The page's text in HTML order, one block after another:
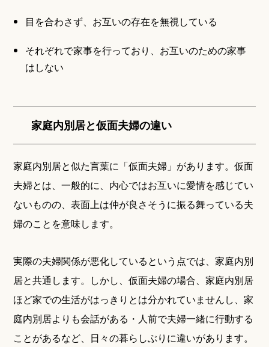
目を合わさず、お互いの存在を無視している
それぞれで家事を行っており、お互いのための家事
はしない
家庭内別居と仮面夫婦の違い
家庭内別居と似た言葉に「仮面夫婦」があります。仮面
夫婦とは、一般的に、内心ではお互いに愛情を感じてい
ないものの、表面上は仲が良さそうに振る舞っている夫
婦のことを意味します。
実際の夫婦関係が悪化しているという点では、家庭内別
居と共通します。しかし、仮面夫婦の場合、家庭内別居
ほど家での生活がはっきりとは分かれていませんし、家
庭内別居よりも会話がある・人前で夫婦一緒に行動する
ことがあるなど、日々の暮らしぶりに違いがあります。